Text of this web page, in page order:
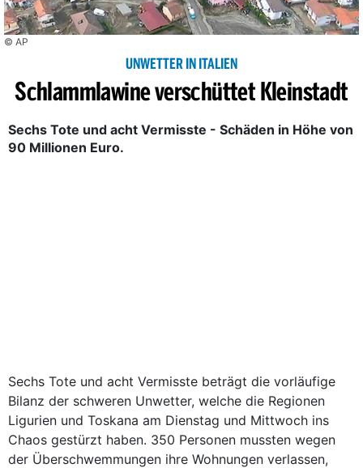
© AP
UNWETTER IN ITALIEN
Schlammlawine verschüttet Kleinstadt
Sechs Tote und acht Vermisste - Schäden in Höhe von
90 Millionen Euro.
Sechs Tote und acht Vermisste beträgt die vorläufige
Bilanz der schweren Unwetter, welche die Regionen
Ligurien und Toskana am Dienstag und Mittwoch ins
Chaos gestürzt haben. 350 Personen mussten wegen
der Überschwemmungen ihre Wohnungen verlassen,